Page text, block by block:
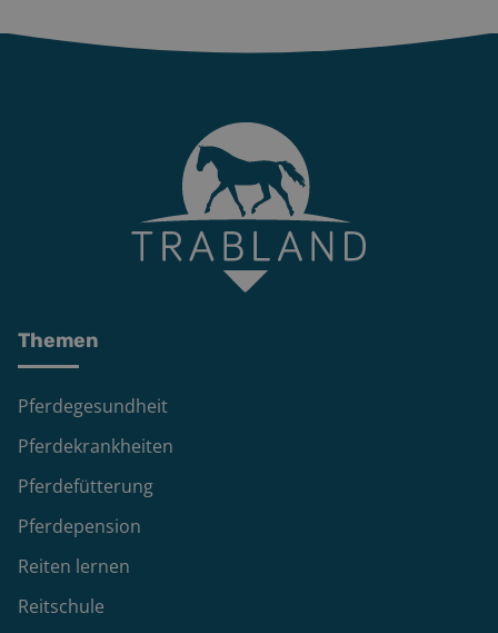
Themen
Pferdegesundheit
Pferdekrankheiten
Pferdefütterung
Pferdepension
Reiten lernen
Reitschule